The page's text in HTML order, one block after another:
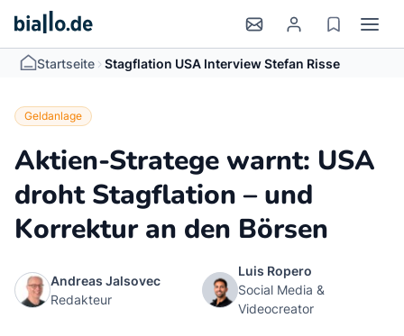
Startseite > Stagflation USA Interview Stefan Risse
Geldanlage
Aktien-Stratege warnt: USA
droht Stagflation – und
Korrektur an den Börsen
Andreas Jalsovec
Redakteur
Luis Ropero
Social Media &
Videocreator